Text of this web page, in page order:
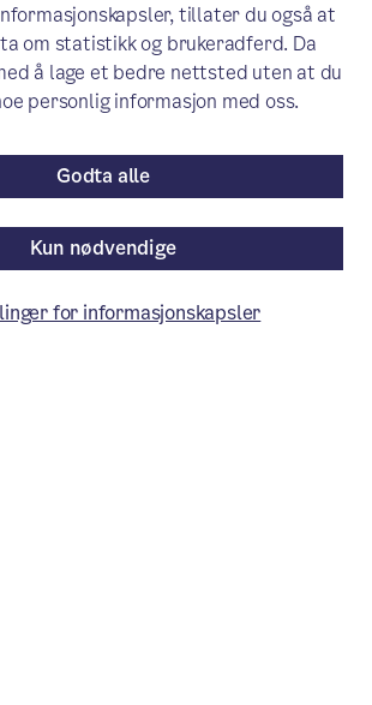
tillater du også at
om statistikk og brukeradferd. Da
å lage et bedre nettsted uten at du
personlig informasjon med oss.
Kun nødvendige
Godta alle
for informasjonskapsler